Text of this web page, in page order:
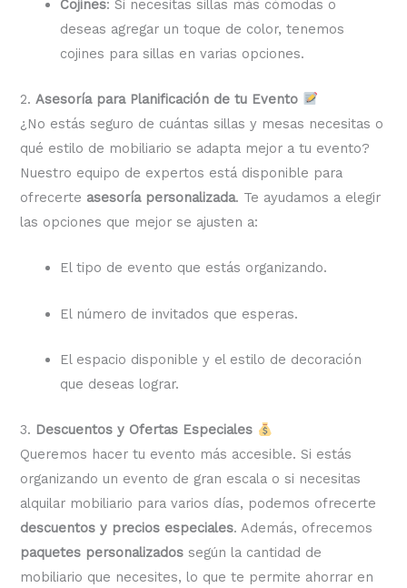
Cojines: Si necesitas sillas más cómodas o
deseas agregar un toque de color, tenemos
cojines para sillas en varias opciones.
2.Asesoría para Planificación de tu Evento
¿No estás seguro de cuántas sillas y mesas necesitas o
qué estilo de mobiliario se adapta mejor a tu evento?
Nuestro equipo de expertos está disponible para
ofrecerte asesoría personalizada. Te ayudamos a elegir
las opciones que mejor se ajusten a:
El tipo de evento que estás organizando.
El número de invitados que esperas.
El espacio disponible y el estilo de decoración
que deseas lograr.
3. Descuentos y Ofertas Especiales
Queremos hacer tu evento más accesible. Si estás
organizando un evento de gran escala o si necesitas
alquilar mobiliario para varios días, podemos ofrecerte
descuentos y precios especiales. Además, ofrecemos
paquetes personalizados según la cantidad de
mobiliario que necesites, lo que te permite ahorrar en